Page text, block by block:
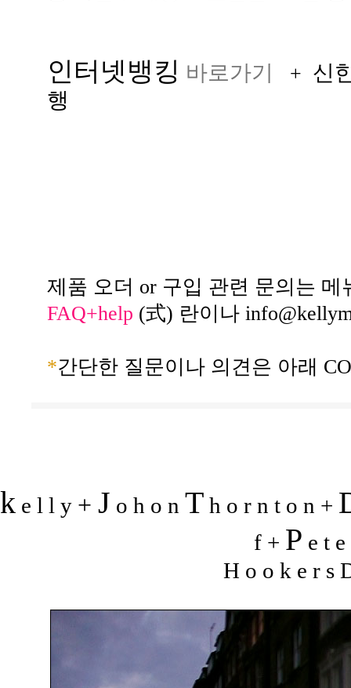
인터넷뱅킹 바로가기 + 신
행
제품 오더 or 구입 관련 문의는 메
FAQ+help (式) 란이나
*간단한 질문이나 의견은 아래
k e l l y + J o h o n T h o r n t o n +
f + P e t
H o o k e r s